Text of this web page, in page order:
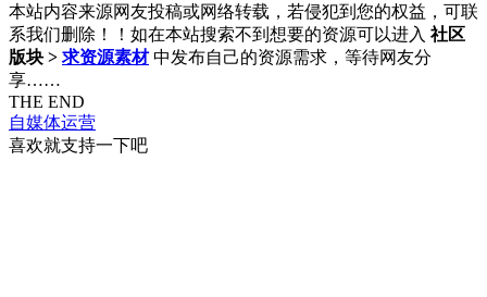
本站内容来源网友投稿或网络转载，若侵犯到您的权益，可联
系我们删除！！如在本站搜索不到想要的资源可以进入 社区
版块 > 求资源素材 中发布自己的资源需求，等待网友分
享……
THE END
自媒体运营
喜欢就支持一下吧